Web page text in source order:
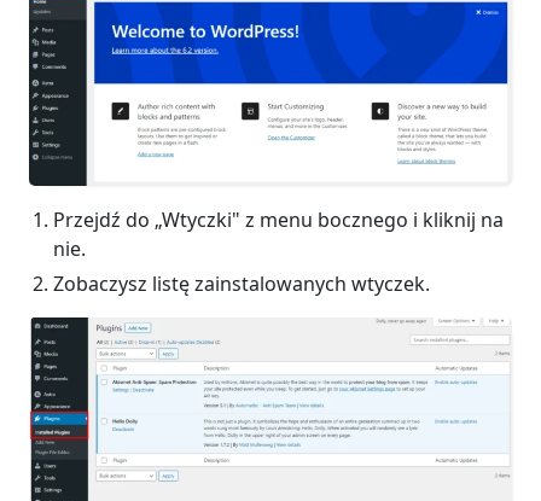
Przejdź do „Wtyczki" z menu bocznego i kliknij na
nie.
Zobaczysz listę zainstalowanych wtyczek.